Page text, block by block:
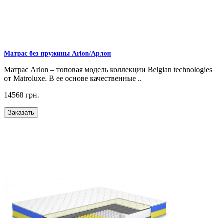
Матрас без пружины Arlon/Арлон
Матрас Arlon – топовая модель коллекции Belgian technologies
от Matroluxe. В ее основе качественные ..
14568 грн.
Заказать